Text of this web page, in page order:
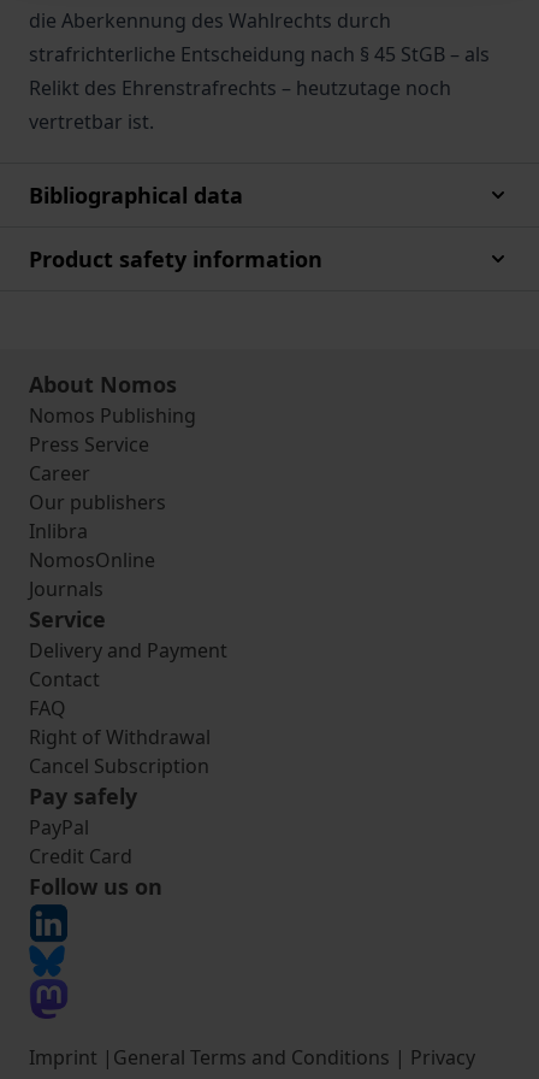
die Aberkennung des Wahlrechts durch
strafrichterliche Entscheidung nach § 45 StGB – als
Relikt des Ehrenstrafrechts – heutzutage noch
vertretbar ist.
Bibliographical data
Product safety information
About Nomos
Nomos Publishing
Press Service
Career
Our publishers
Inlibra
NomosOnline
Journals
Service
Delivery and Payment
Contact
FAQ
Right of Withdrawal
Cancel Subscription
Pay safely
PayPal
Credit Card
Follow us on
Imprint | General Terms and Conditions | Privacy